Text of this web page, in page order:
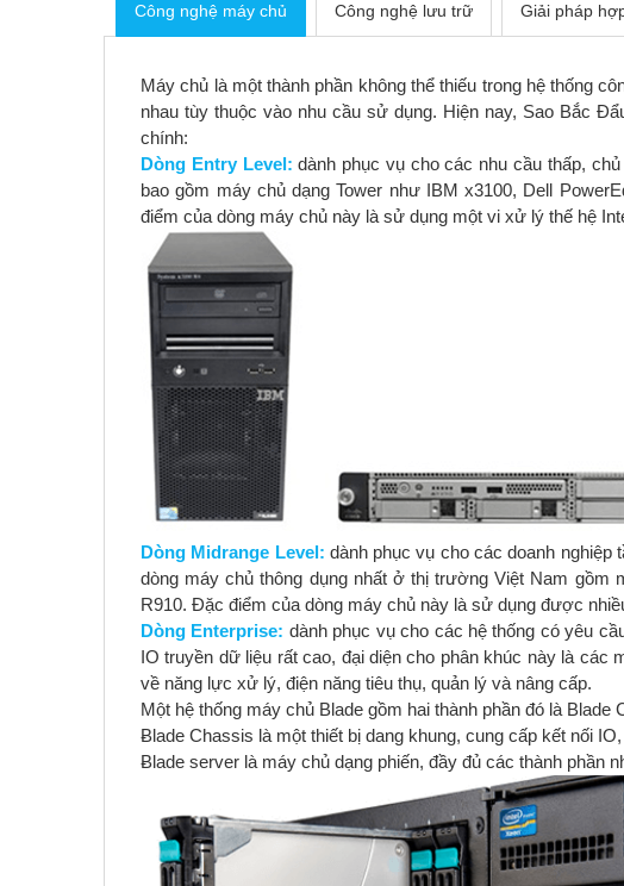
Công nghệ máy chủ Công nghệ lưu trữ Giải pháp
Máy chủ là một thành phần không thể thiếu trong hệ thống
nhau tùy thuộc vào nhu cầu sử dụng. Hiện nay, Sao Bắc
chính:
Dòng Entry Level: dành phục vụ cho các nhu cầu thấp,
bao gồm máy chủ dạng Tower như IBM x3100, Dell
điểm của dòng máy chủ này là sử dụng một vi xử lý thế hệ
Dòng Midrange Level: dành phục vụ cho các doanh
dòng máy chủ thông dụng nhất ở thị trường Việt Nam gồm
R910. Đặc điểm của dòng máy chủ này là sử dụng được
Dòng Enterprise: dành phục vụ cho các hệ thống có yêu
IO truyền dữ liệu rất cao, đại diện cho phân khúc này là
về năng lực xử lý, điện năng tiêu thụ, quản lý và nâng cấp.
Một hệ thống máy chủ Blade gồm hai thành phần đó là Blade
Blade Chassis là một thiết bị dang khung, cung cấp kết nối
Blade server là máy chủ dạng phiến, đầy đủ các thành